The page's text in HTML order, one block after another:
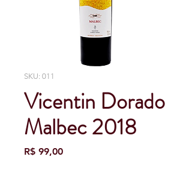
SKU: 011
Vicentin Dorado
Malbec 2018
R$ 99,00Preço